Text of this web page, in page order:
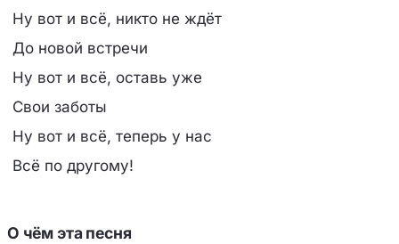
Ну вот и всё, никто не ждёт
До новой встречи
Ну вот и всё, оставь уже
Свои заботы
Ну вот и всё, теперь у нас
Всё по другому!
О чём эта песня